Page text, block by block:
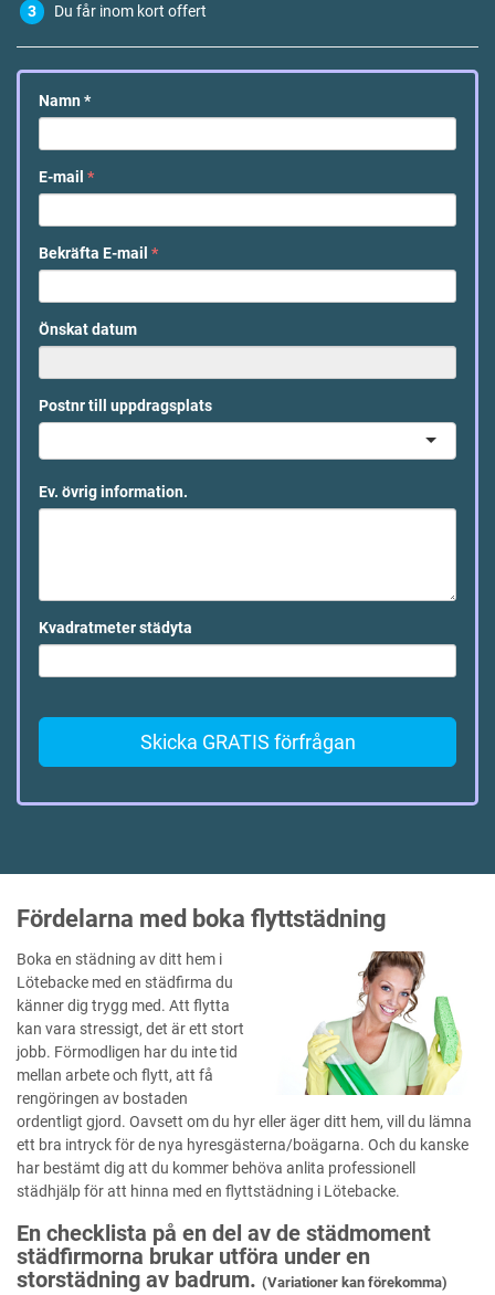
Du får inom kort offert
Namn *
E-mail *
Bekräfta E-mail *
Önskat datum
Postnr till uppdragsplats
Ev. övrig information.
Kvadratmeter städyta
Skicka GRATIS förfrågan
Fördelarna med boka flyttstädning
Boka en städning av ditt hem i
Lötebacke med en städfirma du
känner dig trygg med. Att flytta
kan vara stressigt, det är ett stort
jobb. Förmodligen har du inte tid
mellan arbete och flytt, att få
rengöringen av bostaden
ordentligt gjord. Oavsett om du hyr eller äger ditt hem, vill du lämna
ett bra intryck för de nya hyresgästerna/boägarna. Och du kanske
har bestämt dig att du kommer behöva anlita professionell
städhjälp för att hinna med en flyttstädning i Lötebacke.
En checklista på en del av de städmoment
städfirmorna brukar utföra under en
storstädning av badrum. (Variationer kan förekomma)